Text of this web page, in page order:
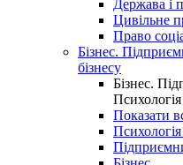
Держава і
Цивільне
Право
Бізнес.
бізнесу
Бізнес.
Психологія
Показати
Психологія